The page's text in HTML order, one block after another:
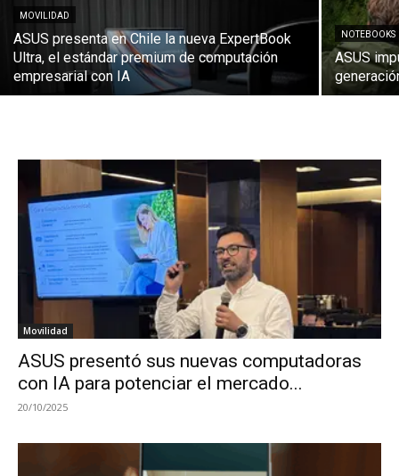
MOVILIDAD
ASUS presenta en Chile la nueva ExpertBook
Ultra, el estándar premium de computación
empresarial con IA
NOTEBOOKS
ASUS
Movilidad
ASUS presentó sus nuevas computadoras
con IA para potenciar el mercado...
20/10/2025